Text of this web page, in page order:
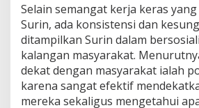
Selain semangat kerja keras
Surin, ada konsistensi dan
ditampilkan Surin dalam
kalangan masyarakat.
dekat dengan masyarakat ialah
karena sangat efektif
mereka sekaligus mengetahui